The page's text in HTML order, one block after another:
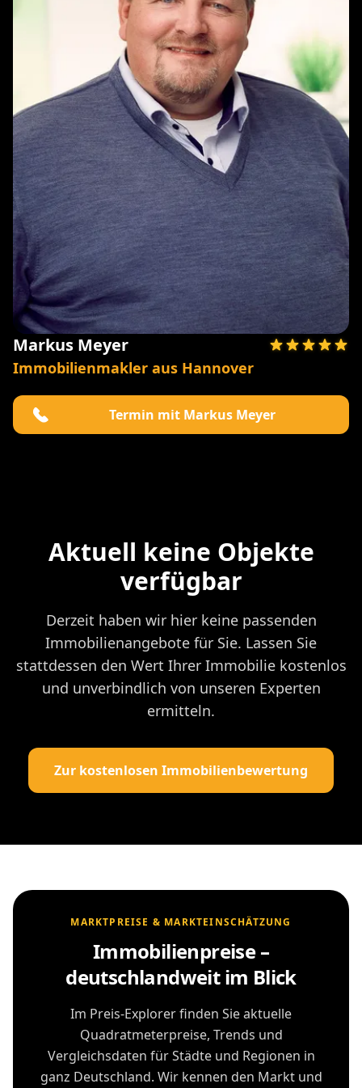
Markus Meyer
Immobilienmakler aus Hannover
Termin mit Markus Meyer
Aktuell keine Objekte
verfügbar
Derzeit haben wir hier keine passenden
Immobilienangebote für Sie. Lassen Sie
stattdessen den Wert Ihrer Immobilie kostenlos
und unverbindlich von unseren Experten
ermitteln.
Zur kostenlosen Immobilienbewertung
MARKTPREISE & MARKTEINSCHÄTZUNG
Immobilienpreise –
deutschlandweit im Blick
Im Preis-Explorer finden Sie aktuelle
Quadratmeterpreise, Trends und
Vergleichsdaten für Städte und Regionen in
ganz Deutschland. Wir kennen den Markt und